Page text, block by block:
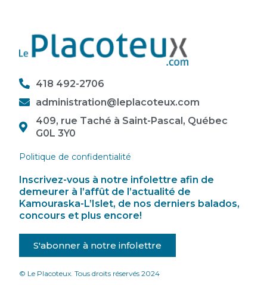
418 492-2706
administration@leplacoteux.com
409, rue Taché à Saint-Pascal, Québec
G0L 3Y0
Politique de confidentialité
Inscrivez-vous à notre infolettre afin de
demeurer à l’affût de l’actualité de
Kamouraska-L’Islet, de nos derniers balados,
concours et plus encore!
S'abonner à notre infolettre
© Le Placoteux. Tous droits réservés 2024